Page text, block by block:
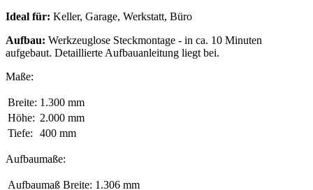
Ideal für: Keller, Garage, Werkstatt, Büro
Aufbau: Werkzeuglose Steckmontage - in ca. 10 Minuten
aufgebaut. Detaillierte Aufbauanleitung liegt bei.
Maße:
Breite: 1.300 mm
Höhe: 2.000 mm
Tiefe:
400 mm
Aufbaumaße:
Aufbaumaß Breite: 1.306 mm